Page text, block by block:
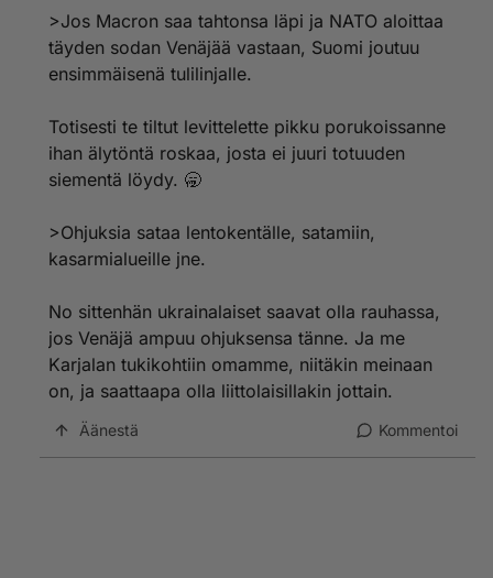
>Jos Macron saa tahtonsa läpi ja NATO aloittaa
täyden sodan Venäjää vastaan, Suomi joutuu
ensimmäisenä tulilinjalle.
Totisesti te tiltut levittelette pikku porukoissanne
ihan älytöntä roskaa, josta ei juuri totuuden
siementä löydy. 🥱
>Ohjuksia sataa lentokentälle, satamiin,
kasarmialueille jne.
No sittenhän ukrainalaiset saavat olla rauhassa,
jos Venäjä ampuu ohjuksensa tänne. Ja me
Karjalan tukikohtiin omamme, niitäkin meinaan
on, ja saattaapa olla liittolaisillakin jottain.
Äänestä Kommentoi